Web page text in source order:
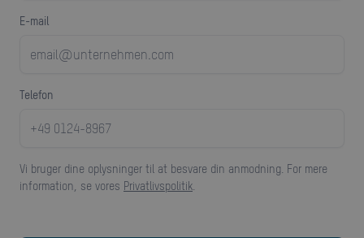
E-mail
telefon
Vi bruger dine oplysninger til at besvare din anmodning. For mere
information, se vores Privatlivspolitik